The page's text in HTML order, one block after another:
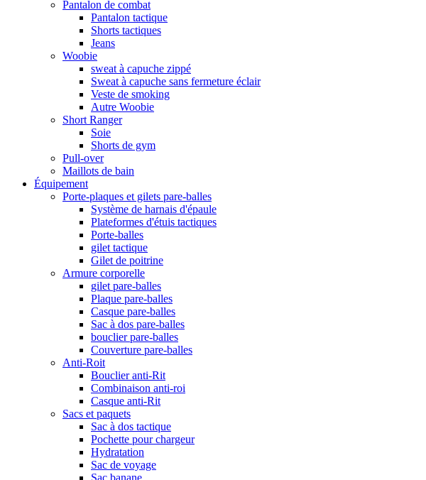
Pantalon de combat
Pantalon tactique
Shorts tactiques
Jeans
Woobie
sweat à capuche zippé
Sweat à capuche sans fermeture éclair
Veste de smoking
Autre Woobie
Short Ranger
Soie
Shorts de gym
Pull-over
Maillots de bain
Équipement
Porte-plaques et gilets pare-balles
Système de harnais d'épaule
Plateformes d'étuis tactiques
Porte-balles
gilet tactique
Gilet de poitrine
Armure corporelle
gilet pare-balles
Plaque pare-balles
Casque pare-balles
Sac à dos pare-balles
bouclier pare-balles
Couverture pare-balles
Anti-Roit
Bouclier anti-Rit
Combinaison anti-roi
Casque anti-Rit
Sacs et paquets
Sac à dos tactique
Pochette pour chargeur
Hydratation
Sac de voyage
Sac banane